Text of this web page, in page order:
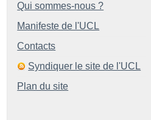
Qui sommes-nous ?
Manifeste de l'UCL
Contacts
Syndiquer le site de l'UCL
Plan du site